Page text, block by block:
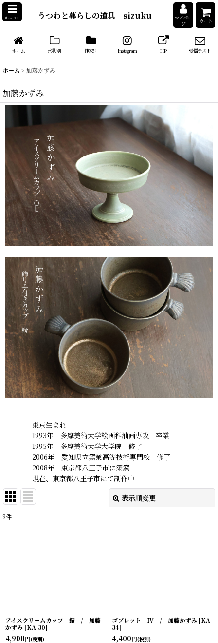
メニュー うつわと暮らしの道具 sizuku
マイペー
ジ
カート
ホーム 形状別 作家別 Instagram HP 受信テスト
ホーム > 加藤かずみ
加藤かずみ
東京生まれ
1993年 多摩美術大学絵画科油画専攻 卒業
1995年 多摩美術大学大学院 修了
2006年 愛知県立窯業高等技術専門校 修了
2008年 東京都八王子市に築窯
現在、東京都八王子市にて制作中
表示順変更
9件
アイスクリームカップ 錆 / 加藤
かずみ [KA-30]
4,900円(税別)
ゴブレット IV / 加藤かずみ [KA-
34]
4,400円(税別)